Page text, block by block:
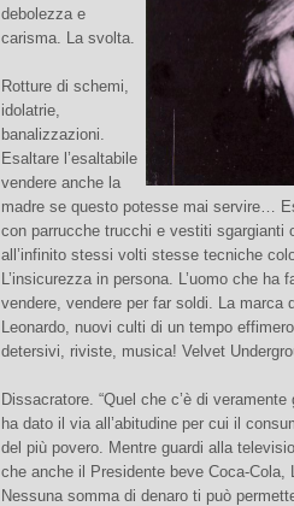
debolezza e
carisma. La svolta.
Rotture di schemi,
idolatrie,
banalizzazioni.
Esaltare l’esaltabile
vendere anche la
madre se questo potesse mai servire…
con parrucche trucchi e vestiti sgargianti
all’infinito stessi volti stesse tecniche
L’insicurezza in persona. L’uomo che ha
vendere, vendere per far soldi. La marca
Leonardo, nuovi culti di un tempo
detersivi, riviste, musica! Velvet
Dissacratore. “Quel che c’è di
ha dato il via all’abitudine per cui il
del più povero. Mentre guardi alla
che anche il Presidente beve Coca-
Nessuna somma di denaro ti può